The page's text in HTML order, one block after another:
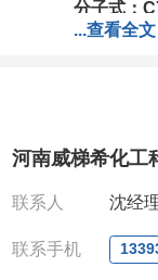
分子式：
分子量：
我司对高
全额退款,
微信
联系人: 沈
...查看全文
河南威梯希化工
联系人 沈经
联系手机